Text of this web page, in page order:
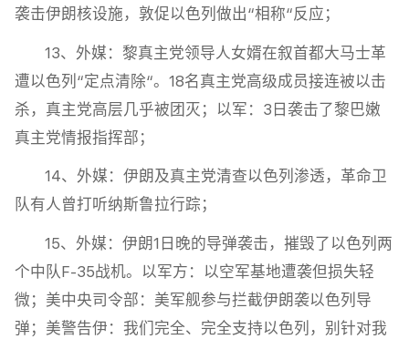
袭击伊朗核设施，敦促以色列做出“相称“反应；
13、外媒：黎真主党领导人女婿在叙首都大马士革
遭以色列“定点清除“。18名真主党高级成员接连被以击
杀，真主党高层几乎被团灭；以军：3日袭击了黎巴嫩
真主党情报指挥部；
14、外媒：伊朗及真主党清查以色列渗透，革命卫
队有人曾打听纳斯鲁拉行踪；
15、外媒：伊朗1日晚的导弹袭击，摧毁了以色列两
个中队F-35战机。以军方：以空军基地遭袭但损失轻
微；美中央司令部：美军舰参与拦截伊朗袭以色列导
弹；美警告伊：我们完全、完全支持以色列，别针对我